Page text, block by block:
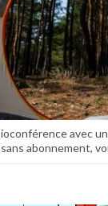
avec
abonnement,